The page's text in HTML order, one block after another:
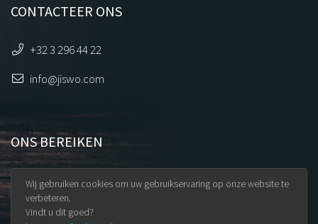
CONTACTEER ONS
+32 3 296 44 22
info@jiswo.com
ONS BEREIKEN
Uilenstraat 32
9100 Sint-Niklaas
Wij gebruiken cookies om uw gebruikservaring op onze website te
verbeteren.
Vindt u dit goed?